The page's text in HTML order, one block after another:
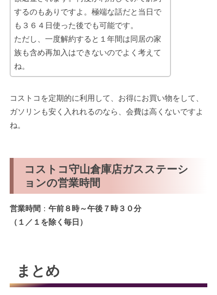
するのもありですよ。極端な話だと当日で
も３６４日使った後でも可能です。
ただし、一度解約すると１年間は同居の家
族も含め再加入はできないのでよく考えて
ね。
コストコを定期的に利用して、お得にお買い物をして、
ガソリンも安く入れれるのなら、会費は高くないですよ
ね。
コストコ守山倉庫店ガスステーシ
ョンの営業時間
営業時間 ： 午前８時～午後７時３０分
（１／１を除く毎日）
まとめ